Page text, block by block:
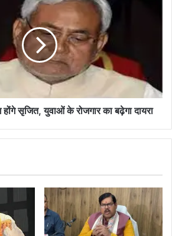
होंगे सृजित, युवाओं के रोजगार का बढ़ेगा दायरा